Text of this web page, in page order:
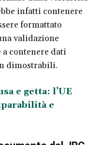
infatti contenere
formattato
validazione
contenere dati
dimostrabili.
e getta: l’UE
e